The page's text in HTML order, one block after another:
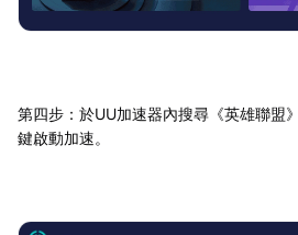
第四步：於UU加速器內搜尋《英雄聯盟
鍵啟動加速。